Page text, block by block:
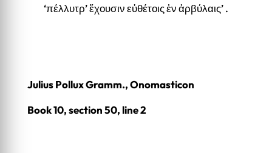
‘πέλλυτρ’ ἔχουσιν εὐθέτοις ἐν ἀρβύλαις’ .
Julius Pollux Gramm., Onomasticon
Book 10, section 50, line 2